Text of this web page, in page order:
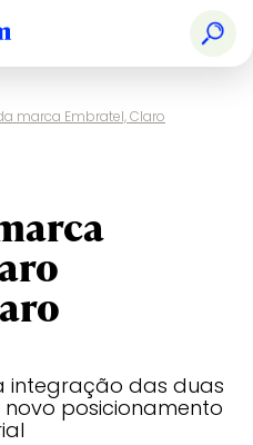
marca Embratel, Claro
integração das duas
posicionamento